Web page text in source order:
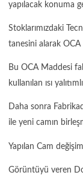
yapılacak konuma
Stoklarımızdaki
tanesini alarak
Bu OCA Maddesi
kullanılan ısı
Daha sonra
ile yeni camın
Yapılan Cam
Görüntüyü veren